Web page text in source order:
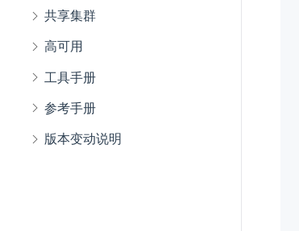
共享集群
高可用
工具手册
参考手册
版本变动说明